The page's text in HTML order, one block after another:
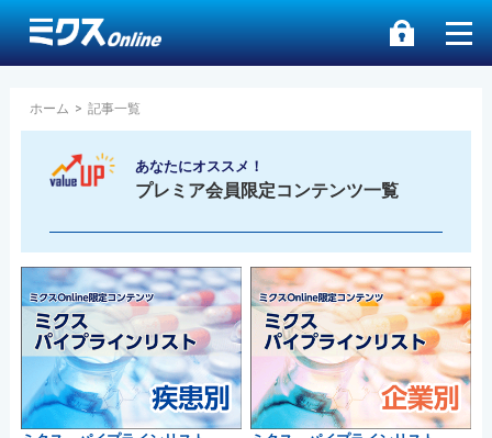
ホーム > 記事一覧
あなたにオススメ！
プレミア会員限定コンテンツ一覧